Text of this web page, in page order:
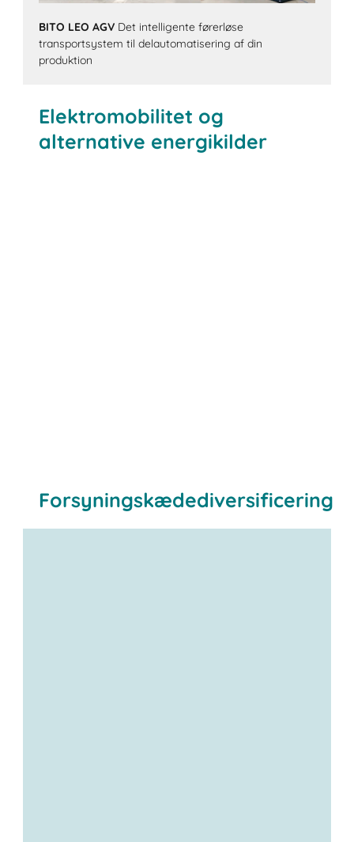
BITO LEO AGV Det intelligente førerløse
transportsystem til delautomatisering af din
produktion
Elektromobilitet og
alternative energikilder
Forsyningskædediversificering